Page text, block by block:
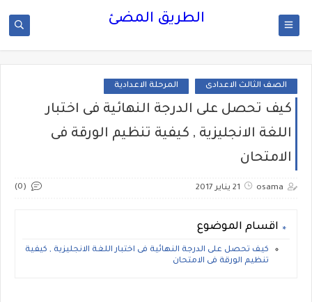
الطريق المضئ
الصف الثالث الاعدادى المرحلة الاعدادية
كيف تحصل على الدرجة النهائية فى اختبار
اللغة الانجليزية , كيفية تنظيم الورقة فى
الامتحان
osama 21 يناير 2017 (0)
اقسام الموضوع
كيف تحصل على الدرجة النهائية فى اختبار اللغة الانجليزية , كيفية
تنظيم الورقة فى الامتحان